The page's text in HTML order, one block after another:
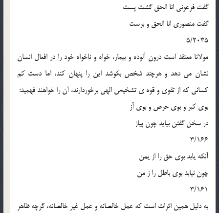
گفت فرعوني انا الحق گشت پست
گفت منصوري انا الحق و برست
5/2035
مولانا معتقد است درون آلوده و بيمار، خواه و ناخواه خود را در افعال انسان
نشان مي دهد و هرچند شخص بکوشد اين را پنهان کند، اما دست کم
کساني که از تقوي و قوه ي تشخيص الهي برخوردارند، آن را خواهند فهميد:
بوي کبر و بوي حرص و بوي آز
در سخن گفتن بيايد چون پياز
3/166
آنکه يابد بوي حق را از يمن
چون نيابد بوي باطل را ز من
3/161
به دليل همين اثرات است که عمل خالصانه و عمل غير خالصانه، گرچه ظاهر